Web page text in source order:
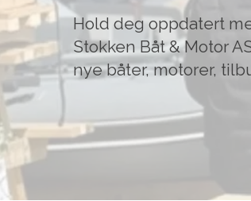
Hold deg oppdatert
Stokken Båt & Motor
nye båter, motorer,